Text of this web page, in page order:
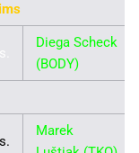
Diega Scheck
(BODY)
Marek